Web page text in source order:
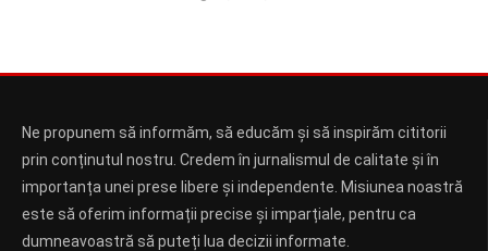
Ne propunem să informăm, să educăm și să inspirăm cititorii
prin conținutul nostru. Credem în jurnalismul de calitate și în
importanța unei prese libere și independente. Misiunea noastră
este să oferim informații precise și imparțiale, pentru ca
dumneavoastră să puteți lua decizii informate.